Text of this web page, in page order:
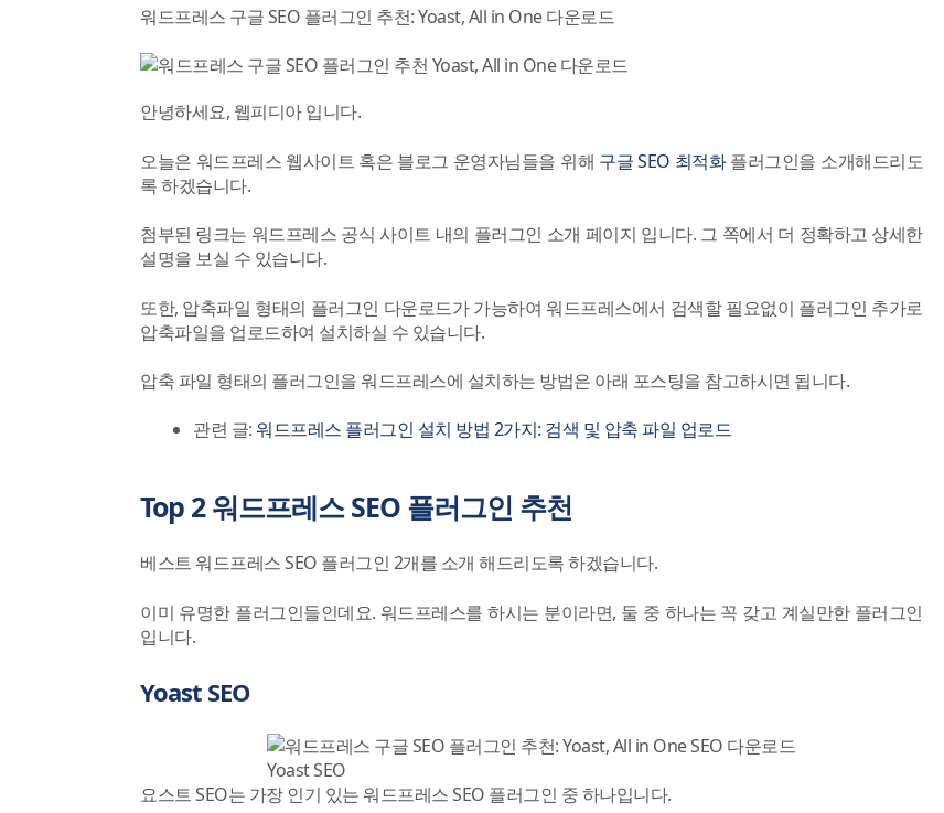
워드프레스 구글 SEO 플러그인 추천: Yoast, All in One 다운로드
안녕하세요, 웹피디아 입니다.
오늘은 워드프레스 웹사이트 혹은 블로그 운영자님들을 위해 구글 SEO 최적화플러그인을 소개해드리도
록 하겠습니다.
첨부된 링크는 워드프레스 공식 사이트 내의 플러그인 소개 페이지 입니다. 그 쪽에서 더 정확하고 상세한
설명을 보실 수 있습니다.
또한, 압축파일 형태의 플러그인 다운로드가 가능하여 워드프레스에서 검색할 필요없이 플러그인 추가로
압축파일을 업로드하여 설치하실 수 있습니다.
압축 파일 형태의 플러그인을 워드프레스에 설치하는 방법은 아래 포스팅을 참고하시면 됩니다.
관련 글:워드프레스 플러그인 설치 방법 2가지: 검색 및 압축 파일 업로드
Top 2 워드프레스 SEO 플러그인 추천
베스트 워드프레스 SEO 플러그인 2개를 소개 해드리도록 하겠습니다.
이미 유명한 플러그인들인데요. 워드프레스를 하시는 분이라면, 둘 중 하나는 꼭 갖고 계실만한 플러그인
입니다.
Yoast SEO
Yoast SEO
요스트 SEO는 가장 인기 있는 워드프레스 SEO 플러그인 중 하나입니다.